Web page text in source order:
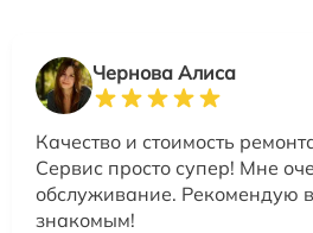
Чернова Алиса
Качество и стоимость
Сервис просто супер! Мне
обслуживание. Рекомендую
знакомым!